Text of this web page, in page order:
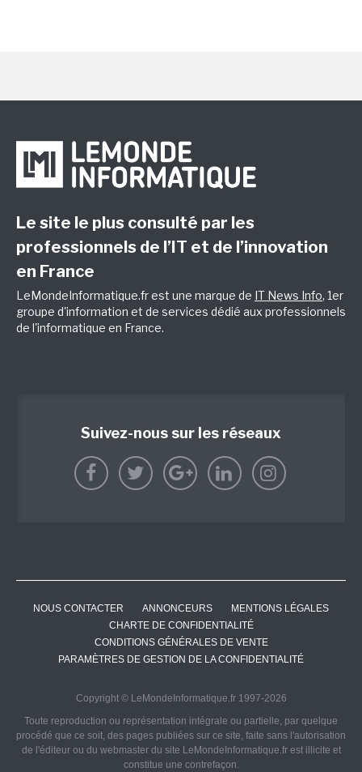
Le site le plus consulté par les
professionnels de l’IT et de l’innovation
en France
LeMondeInformatique.fr est une marque de IT News Info, 1er
groupe d'information et de services dédié aux professionnels
de l'informatique en France.
Suivez-nous sur les réseaux
NOUS CONTACTER ANNONCEURS
MENTIONS LÉGALES
CHARTE DE CONFIDENTIALITÉ
CONDITIONS GÉNÉRALES DE VENTE
PARAMÈTRES DE GESTION DE LA CONFIDENTIALITÉ
Copyright © LeMondeInformatique.fr 1997-2026
Toute reproduction ou représentation intégrale ou partielle, par quelque
procédé que ce soit, des pages publiées sur ce site, faite sans l'autorisation
de l'éditeur ou du webmaster du site LeMondeInformatique.fr est illicite et
constitue une contrefaçon.